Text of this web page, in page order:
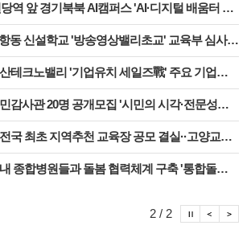
앞 경기북북 AI캠퍼스 'AI·디지털 배움터 체험존' 12월까지 운영
신설학교 '방송영상밸리초교' 교육부 심사 통과··2030년 개교
노밸리 '기업유치 세일즈戰' 주요 기업에 고양시장 명의 투자 제안
사관 20명 공개모집 '시민의 시각·전문성으로 감사행정 제고'
초 지역추천 교육장 공모 결실··고양교육청 강현주 교육장 선발
합병원들과 돌봄 협력체계 구축 '통합돌봄 대상자 발굴 및 연계'
2 / 2 포
포토이